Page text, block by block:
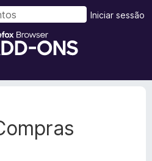
C
o
p
m
e
Iniciar sessão